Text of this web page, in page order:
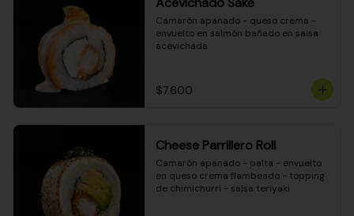
Camarón apanado - queso crema -
envuelto en salmón bañado en salsa
acevichada
$7.600
Cheese Parrillero Roll
Camarón apanado - palta - envuelto
en queso crema flambeado - topping
de chimichurri - salsa teriyaki